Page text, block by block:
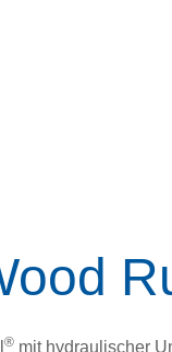
® mit hydraulischer